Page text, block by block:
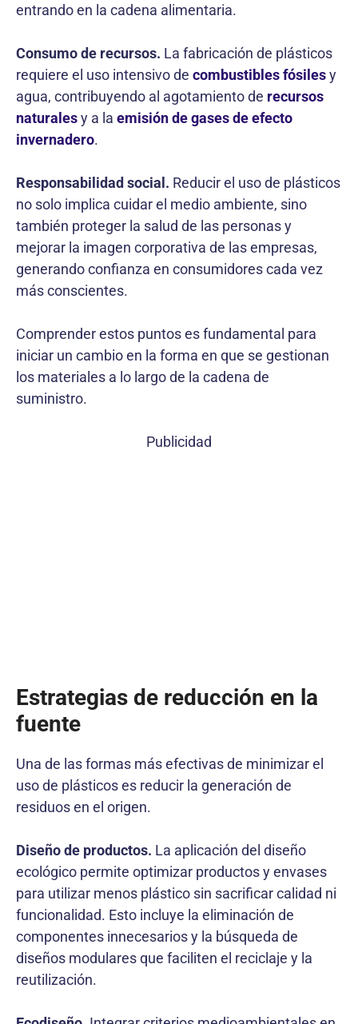
entrando en la cadena alimentaria.
Consumo de recursos. La fabricación de plásticos
requiere el uso intensivo de combustibles fósilesy
agua, contribuyendo al agotamiento de recursos
naturalesy a la emisión de gases de efecto
invernadero.
Responsabilidad social. Reducir el uso de plásticos
no solo implica cuidar el medio ambiente, sino
también proteger la salud de las personas y
mejorar la imagen corporativa de las empresas,
generando confianza en consumidores cada vez
más conscientes.
Comprender estos puntos es fundamental para
iniciar un cambio en la forma en que se gestionan
los materiales a lo largo de la cadena de
suministro.
Publicidad
Estrategias de reducción en la
fuente
Una de las formas más efectivas de minimizar el
uso de plásticos es reducir la generación de
residuos en el origen.
Diseño de productos. La aplicación del diseño
ecológico permite optimizar productos y envases
para utilizar menos plástico sin sacrificar calidad ni
funcionalidad. Esto incluye la eliminación de
componentes innecesarios y la búsqueda de
diseños modulares que faciliten el reciclaje y la
reutilización.